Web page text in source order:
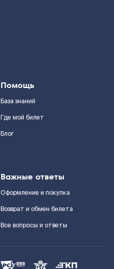
Помощь
База знаний
Где мой билет
Блог
Важные ответы
Оформление и покупка
Возврат и обмен билета
Все вопросы и ответы